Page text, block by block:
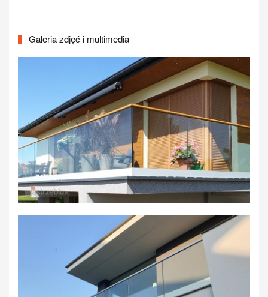
Galeria zdjęć i multimedia